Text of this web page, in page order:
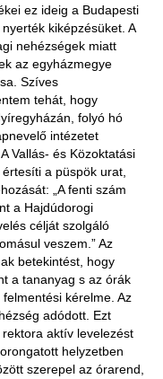
ez ideig a Budapesti
kiképzésüket. A
nehézségek miatt
az egyházmegye
Szíves
tehát, hogy
folyó hó
intézetet
Vallás- és Közoktatási
a püspök urat,
„A fenti szám
a Hajdúdorogi
célját szolgáló
veszem.” Az
betekintést, hogy
a tananyag s az órák
kérelme. Az
adódott. Ezt
aktív levelezést
helyzetben
szerepel az órarend,